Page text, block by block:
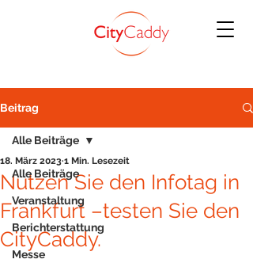
Beitrag
Alle Beiträge
Veranstaltung
Berichterstattung
Messe
Alle Beiträge
Nutzen Sie den Infotag in
Frankfurt –testen Sie den
CityCaddy.
18. März 2023 1 Min. Lesezeit